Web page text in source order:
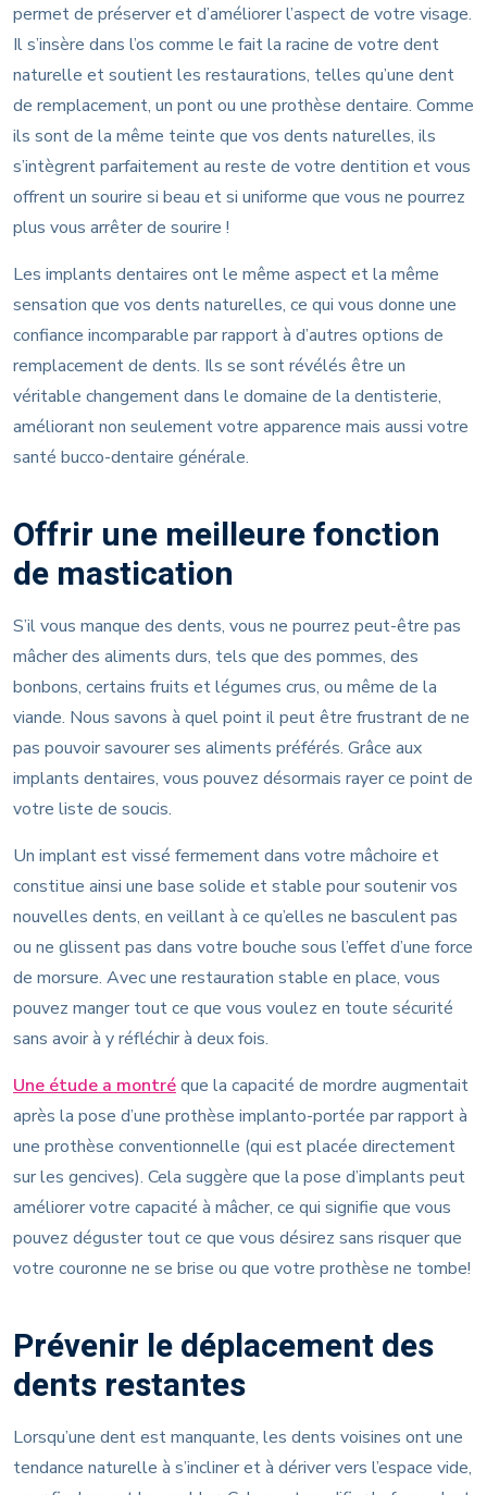
permet de préserver et d’améliorer l’aspect de votre visage.
Il s’insère dans l’os comme le fait la racine de votre dent
naturelle et soutient les restaurations, telles qu’une dent
de remplacement, un pont ou une prothèse dentaire. Comme
ils sont de la même teinte que vos dents naturelles, ils
s’intègrent parfaitement au reste de votre dentition et vous
offrent un sourire si beau et si uniforme que vous ne pourrez
plus vous arrêter de sourire !
Les implants dentaires ont le même aspect et la même
sensation que vos dents naturelles, ce qui vous donne une
confiance incomparable par rapport à d’autres options de
remplacement de dents. Ils se sont révélés être un
véritable changement dans le domaine de la dentisterie,
améliorant non seulement votre apparence mais aussi votre
santé bucco-dentaire générale.
Offrir une meilleure fonction
de mastication
S’il vous manque des dents, vous ne pourrez peut-être pas
mâcher des aliments durs, tels que des pommes, des
bonbons, certains fruits et légumes crus, ou même de la
viande. Nous savons à quel point il peut être frustrant de ne
pas pouvoir savourer ses aliments préférés. Grâce aux
implants dentaires, vous pouvez désormais rayer ce point de
votre liste de soucis.
Un implant est vissé fermement dans votre mâchoire et
constitue ainsi une base solide et stable pour soutenir vos
nouvelles dents, en veillant à ce qu’elles ne basculent pas
ou ne glissent pas dans votre bouche sous l’effet d’une force
de morsure. Avec une restauration stable en place, vous
pouvez manger tout ce que vous voulez en toute sécurité
sans avoir à y réfléchir à deux fois.
Une étude a montréque la capacité de mordre augmentait
après la pose d’une prothèse implanto-portée par rapport à
une prothèse conventionnelle (qui est placée directement
sur les gencives). Cela suggère que la pose d’implants peut
améliorer votre capacité à mâcher, ce qui signifie que vous
pouvez déguster tout ce que vous désirez sans risquer que
votre couronne ne se brise ou que votre prothèse ne tombe!
Prévenir le déplacement des
dents restantes
Lorsqu’une dent est manquante, les dents voisines ont une
tendance naturelle à s’incliner et à dériver vers l’espace vide,